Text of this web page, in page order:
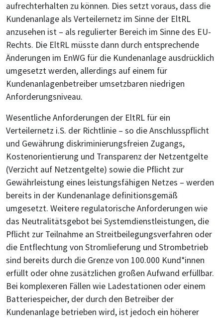
aufrechterhalten zu können. Dies setzt voraus, dass die
Kundenanlage als Verteilernetz im Sinne der EltRL
anzusehen ist – als regulierter Bereich im Sinne des EU-
Rechts. Die EltRL müsste dann durch entsprechende
Änderungen im EnWG für die Kundenanlage ausdrücklich
umgesetzt werden, allerdings auf einem für
Kundenanlagenbetreiber umsetzbaren niedrigen
Anforderungsniveau.
Wesentliche Anforderungen der EltRL für ein
Verteilernetz i.S. der Richtlinie – so die Anschlusspflicht
und Gewährung diskriminierungsfreien Zugangs,
Kostenorientierung und Transparenz der Netzentgelte
(Verzicht auf Netzentgelte) sowie die Pflicht zur
Gewährleistung eines leistungsfähigen Netzes – werden
bereits in der Kundenanlage definitionsgemäß
umgesetzt. Weitere regulatorische Anforderungen wie
das Neutralitätsgebot bei Systemdienstleistungen, die
Pflicht zur Teilnahme an Streitbeilegungsverfahren oder
die Entflechtung von Stromlieferung und Strombetrieb
sind bereits durch die Grenze von 100.000 Kund*innen
erfüllt oder ohne zusätzlichen großen Aufwand erfüllbar.
Bei komplexeren Fällen wie Ladestationen oder einem
Batteriespeicher, der durch den Betreiber der
Kundenanlage betrieben wird, ist jedoch ein höherer